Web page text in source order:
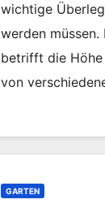
wichtige
werden müssen.
betrifft die
von
GARTEN